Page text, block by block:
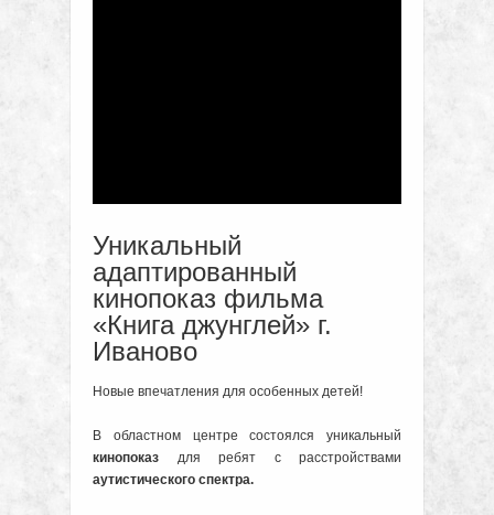
Уникальный
адаптированный
кинопоказ фильма
«Книга джунглей» г.
Иваново
Новые впечатления для особенных детей!
В областном центре состоялся уникальный
кинопоказ для ребят с расстройствами
аутистического спектра.